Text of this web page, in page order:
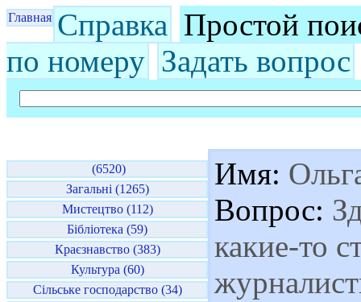
Главная Справка Простой
по номеру Задать вопрос
(6520)
Загальні (1265)
Мистецтво (112)
Бібліотека (59)
Краєзнавство (383)
Культура (60)
Сільське господарство (34)
Имя:
Вопрос:
какие-то